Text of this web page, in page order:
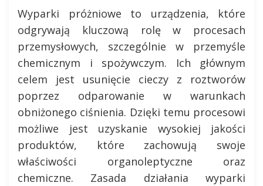
Wyparki próżniowe to urządzenia, które
odgrywają kluczową rolę w procesach
przemysłowych, szczególnie w przemyśle
chemicznym i spożywczym. Ich głównym
celem jest usunięcie cieczy z roztworów
poprzez odparowanie w warunkach
obniżonego ciśnienia. Dzięki temu procesowi
możliwe jest uzyskanie wysokiej jakości
produktów, które zachowują swoje
właściwości organoleptyczne oraz
chemiczne. Zasada działania wyparki